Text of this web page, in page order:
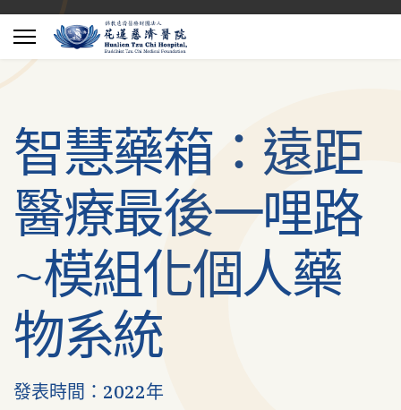
智慧藥箱：遠距
醫療最後一哩路
~模組化個人藥
物系統
發表時間：2022年